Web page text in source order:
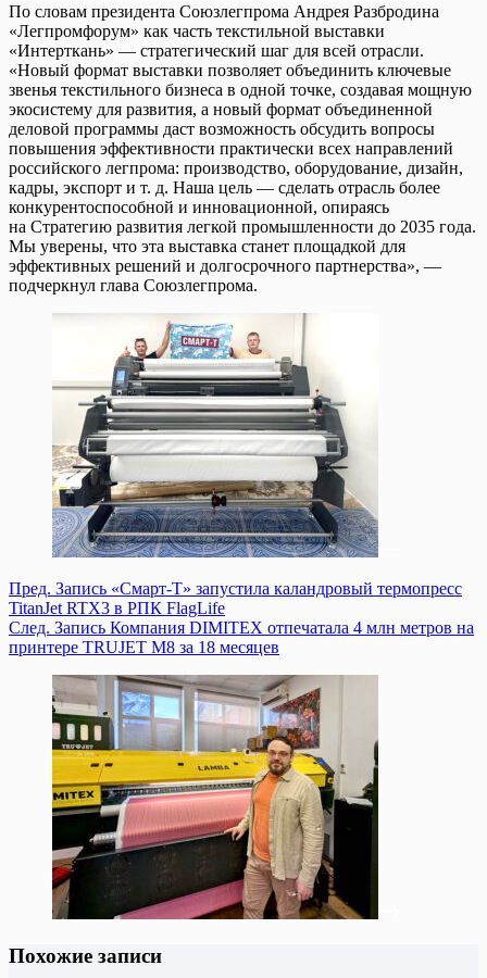
По словам президента Союзлегпрома Андрея Разбродина
«Легпромфорум» как часть текстильной выставки
«Интерткань» — стратегический шаг для всей отрасли.
«Новый формат выставки позволяет объединить ключевые
звенья текстильного бизнеса в одной точке, создавая мощную
экосистему для развития, а новый формат объединенной
деловой программы даст возможность обсудить вопросы
повышения эффективности практически всех направлений
российского легпрома: производство, оборудование, дизайн,
кадры, экспорт и т. д. Наша цель — сделать отрасль более
конкурентоспособной и инновационной, опираясь
на Стратегию развития легкой промышленности до 2035 года.
Мы уверены, что эта выставка станет площадкой для
эффективных решений и долгосрочного партнерства», —
подчеркнул глава Союзлегпрома.
Пред. Запись «Смарт-Т» запустила каландровый термопресс
TitanJet RTX3 в РПК FlagLife
След. Запись Компания DIMITEX отпечатала 4 млн метров на
принтере TRUJET M8 за 18 месяцев
Похожие записи